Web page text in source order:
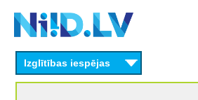
content
Izglītības iespējas